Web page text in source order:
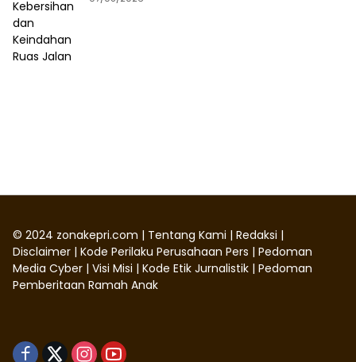
© 2024 zonakepri.com | Tentang Kami | Redaksi |
Disclaimer | Kode Perilaku Perusahaan Pers | Pedoman
Media Cyber | Visi Misi | Kode Etik Jurnalistik | Pedoman
Pemberitaan Ramah Anak